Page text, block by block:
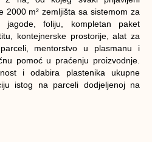
2000 m² zemljišta sa sistemom za
jagode, foliju, kompletan paket
kontejnerske prostorije, alat za
mentorstvo u plasmanu i
pomoć u praćenju proizvodnje.
i odabira plastenika ukupne
istog na parceli dodjeljenoj na